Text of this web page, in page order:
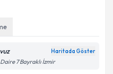
Haritada Göster
7 Bayraklı İzmir